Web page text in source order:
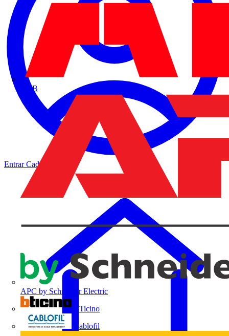
ABB
APC by Schneider Electric
BTicino
Cablofil
EntrarCadastrar